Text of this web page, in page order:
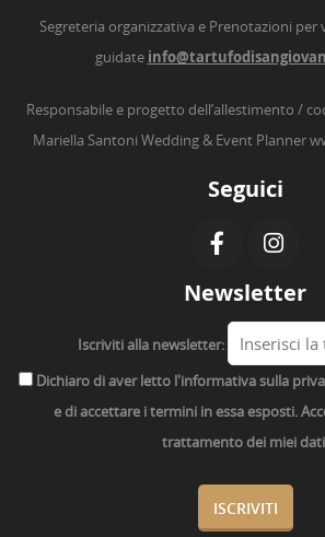
Segreteria organizzativa e Prenotazioni per
guidate
Responsabile e progetto dell’allestimento /
Mariella Santoni Wedding & Event Planner
Seguici
Newsletter
Iscriviti alla newsletter:
Dichiaro di aver letto l'informativa sulla
e di accettare i termini in essa esposti.
trattamento dei miei